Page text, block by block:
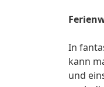
In
kann
und